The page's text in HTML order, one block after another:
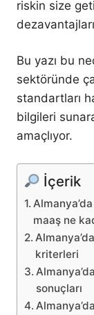
riskin size
Bu yazı bu
sektöründe
standartları
bilgileri
amaçlıyor.
İçerik
maaş ne
kriterleri
sonuçları